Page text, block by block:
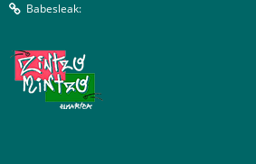
Babesleak: